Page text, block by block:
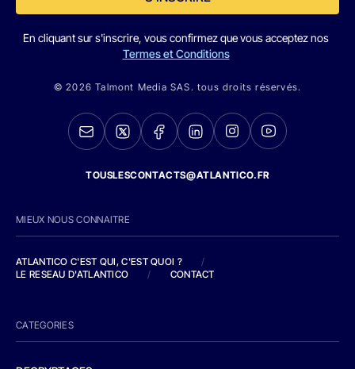
En cliquant sur s'inscrire, vous confirmez que vous acceptez nos
Termes et Conditions
© 2026 Talmont Media SAS. tous droits réservés.
TOUSLESCONTACTS@ATLANTICO.FR
MIEUX NOUS CONNAITRE
ATLANTICO C'EST QUI, C'EST QUOI ?
/
LE RESEAU D'ATLANTICO
/ CONTACT
CATEGORIES